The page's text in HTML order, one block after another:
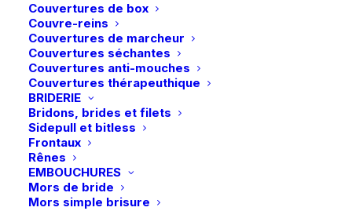
Couvertures de box
Couvre-reins
Couvertures de marcheur
Couvertures séchantes
Couvertures anti-mouches
Couvertures thérapeuthique
BRIDERIE
Bridons, brides et filets
Sidepull et bitless
Frontaux
Rênes
EMBOUCHURES
Mors de bride
Mors simple brisure
En stock
quantité
de
SD
Design
|
Lanières
Livraison gratuite à partir de 99 euros